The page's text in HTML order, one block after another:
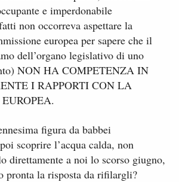
e imperdonabile
non occorreva aspettare la
europea per sapere che il
dell’organo legislativo di uno
NON HA COMPETENZA IN
I RAPPORTI CON LA
figura da babbei
scoprire l’acqua calda, non
direttamente a noi lo scorso giugno,
pronta la risposta da rifilargli?